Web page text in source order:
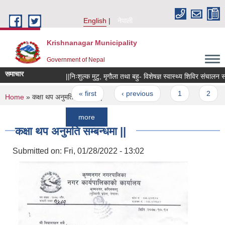
English
नेपाली
Krishnanagar Municipality
Government of Nepal
समाचार ||निःशुल्क मुटु, मृगौला तथा बहु- विशेषज्ञ स्वास्थ्य शिविर संचालन
Pages
« first ‹ previous
You are here
Home » कक्षा थप अनुमति सम्बन्धमा ||
कक्षा थप अनुमति सम्बन्धमा ||
Submitted on: Fri, 01/28/2022 - 13:02